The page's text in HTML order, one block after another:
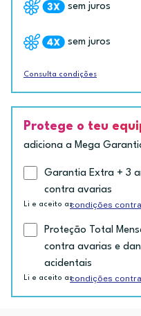
sem juros
sem juros
Consulta condições
Protege o teu
adiciona a Mega
Garantia Extra + 3
contra avarias
Li e aceito ascondições
Proteção Total
contra avarias e
acidentais
Li e aceito ascondições